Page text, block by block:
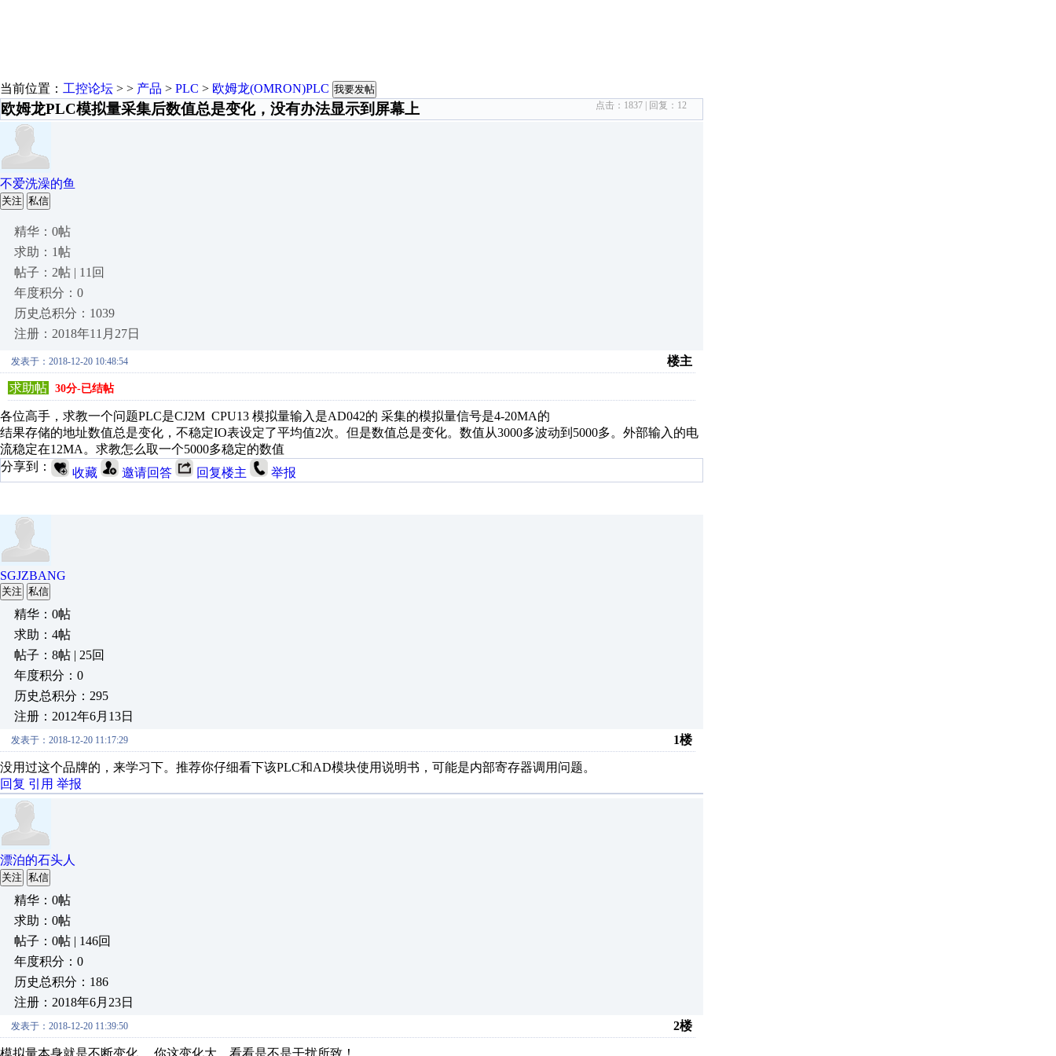
当前位置： 工控论坛 > > 产品 > PLC > 欧姆龙(OMRON)PLC 我要发帖
欧姆龙PLC模拟量采集后数值总是变化，没有办法显示到屏幕上 点击： 1837 | 回复： 12
不爱洗澡的鱼
关注 私信
精华：0帖
求助：1帖
帖子：2帖 | 11回
年度积分：0
历史总积分：1039
注册：2018年11月27日
发表于：2018-12-20 10:48:54
楼主
求助帖
30分-已结帖
各位高手，求教一个问题PLC是CJ2M CPU13 模拟量输入是AD042的 采集的模拟量信号是4-20MA的
结果存储的地址数值总是变化，不稳定IO表设定了平均值2次。但是数值总是变化。数值从3000多波动到5000多。外部输入的电
流稳定在12MA。求教怎么取一个5000多稳定的数值
分享到：
收藏 邀请回答 回复楼主 举报
SGJZBANG
关注 私信
精华：0帖
求助：4帖
帖子：8帖 | 25回
年度积分：0
历史总积分：295
注册：2012年6月13日
发表于：2018-12-20 11:17:29 1楼
没用过这个品牌的，来学习下。推荐你仔细看下该PLC和AD模块使用说明书，可能是内部寄存器调用问题。
回复 引用 举报
漂泊的石头人
关注 私信
精华：0帖
求助：0帖
帖子：0帖 | 146回
年度积分：0
历史总积分：186
注册：2018年6月23日
发表于：2018-12-20 11:39:50 2楼
模拟量本身就是不断变化， 你这变化大，看看是不是干扰所致！